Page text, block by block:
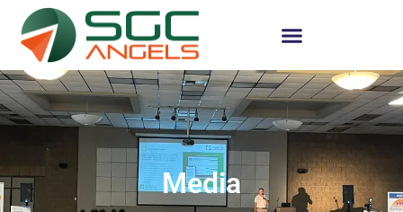
Media